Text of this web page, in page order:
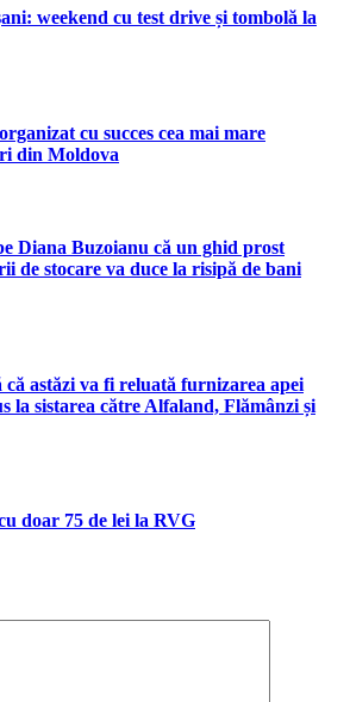
weekend cu test drive și tombolă la
cu succes cea mai mare
din Moldova
Diana Buzoianu că un ghid prost
de stocare va duce la risipă de bani
astăzi va fi reluată furnizarea apei
la sistarea către Alfaland, Flămânzi și
doar 75 de lei la RVG